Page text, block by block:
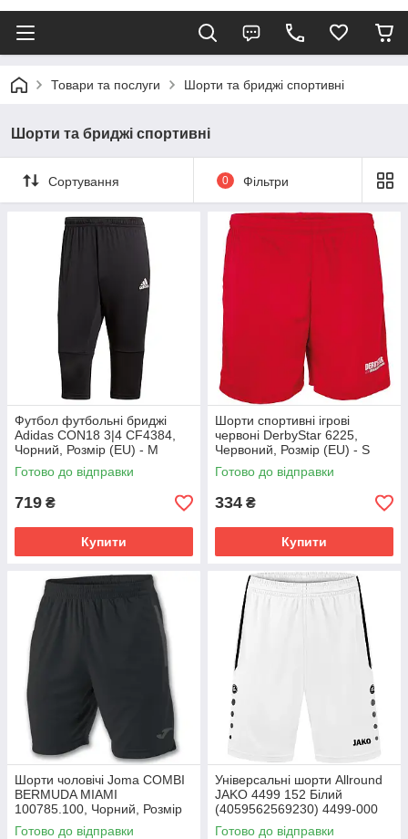
Товари та послуги Шорти та бриджі спортивні
Шорти та бриджі спортивні
Сортування 0 Фільтри
Футбол футбольні бриджі
Аdidas CON18 3|4 CF4384,
Чорний, Розмір (EU) - M
Готово до відправки
719 ₴
Купити
Шорти спортивні ігрові
червоні DerbyStar 6225,
Червоний, Розмір (EU) - S
Готово до відправки
334 ₴
Купити
Шорти чоловічі Joma COMBI
BERMUDA MIAMI
100785.100, Чорний, Розмір
(EU) - S
Готово до відправки
Універсальні шорти Allround
JAKO 4499 152 Білий
(4059562569230) 4499-000
Готово до відправки